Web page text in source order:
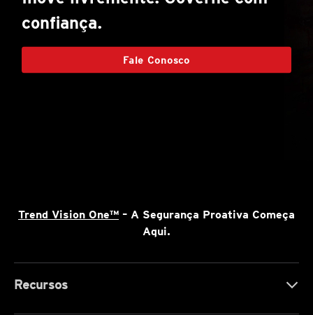
confiança.
Fale Conosco
Trend Vision One™ – A Segurança Proativa Começa
Aqui.
Recursos